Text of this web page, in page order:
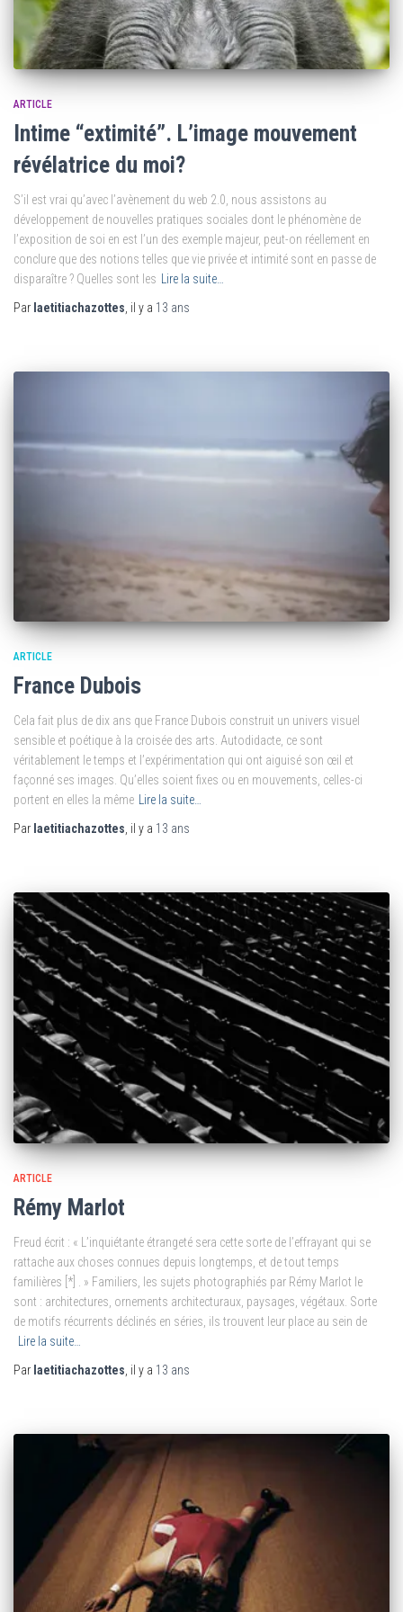
ARTICLE
Intime “extimité”. L’image mouvement
révélatrice du moi?
S’il est vrai qu’avec l’avènement du web 2.0, nous assistons au
développement de nouvelles pratiques sociales dont le phénomène de
l’exposition de soi en est l’un des exemple majeur, peut-on réellement en
conclure que des notions telles que vie privée et intimité sont en passe de
disparaître ? Quelles sont les
Lire la suite…
Par laetitiachazottes , il y a 13 ans
ARTICLE
France Dubois
Cela fait plus de dix ans que France Dubois construit un univers visuel
sensible et poétique à la croisée des arts. Autodidacte, ce sont
véritablement le temps et l’expérimentation qui ont aiguisé son œil et
façonné ses images. Qu’elles soient fixes ou en mouvements, celles-ci
portent en elles la même Lire la suite…
Par laetitiachazottes, il y a 13 ans
ARTICLE
Rémy Marlot
Freud écrit : « L’inquiétante étrangeté sera cette sorte de l’effrayant qui se
rattache aux choses connues depuis longtemps, et de tout temps
familières [*] . » Familiers, les sujets photographiés par Rémy Marlot le
sont : architectures, ornements architecturaux, paysages, végétaux. Sorte
de motifs récurrents déclinés en séries, ils trouvent leur place au sein de
Lire la suite…
Par laetitiachazottes , il y a 13 ans